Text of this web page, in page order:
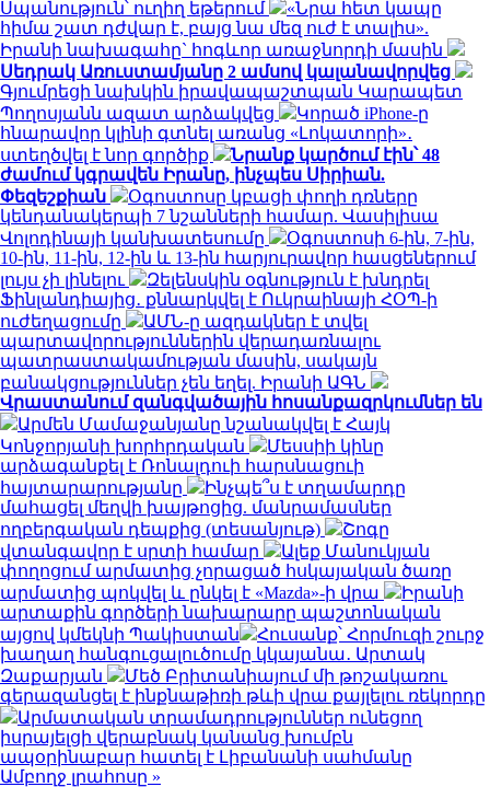
Սպանություն՝ ուղիղ եթերում
«Նրա հետ կապը
հիմա շատ դժվար է, բայց նա մեզ ուժ է տալիս».
Իրանի նախագահը` հոգևոր առաջնորդի մասին
Սեդրակ Առուստամյանը 2 ամսով կալանավորվեց
Գյումրեցի նախկին իրավապաշտպան Կարապետ
Պողոսյանն ազատ արձակվեց
Կորած iPhone-ը
հնարավոր կլինի գտնել առանց «Լոկատորի»․
ստեղծվել է նոր գործիք
Նրանք կարծում էին՝ 48
ժամում կգրավեն Իրանը, ինչպես Սիրիան.
Փեզեշքիան
Օգոստոսը կբացի փողի դռները
կենդանակերպի 7 նշանների համար. Վասիլիսա
Վոլոդինայի կանխատեսումը
Օգոստոսի 6-ին, 7-ին,
10-ին, 11-ին, 12-ին և 13-ին հարյուրավոր հասցեներում
լույս չի լինելու
Զելենսկին օգնություն է խնդրել
Ֆինլանդիայից․ քննարկվել է Ուկրաինայի ՀՕՊ-ի
ուժեղացումը
ԱՄՆ-ը ազդակներ է տվել
պարտավորություններին վերադառնալու
պատրաստակամության մասին, սակայն
բանակցություններ չեն եղել. Իրանի ԱԳՆ
Վրաստանում զանգվածային հոսանքազրկումներ են
Արմեն Մամաջանյանը նշանակվել է Հայկ
Կոնջորյանի խորհրդական
Մեսսիի կինը
արձագանքել է Ռոնալդուի հարսնացուի
հայտարարությանը
Ինչպե՞ս է տղամարդը
մահացել մեղվի խայթոցից. մանրամասներ
ողբերգական դեպքից (տեսանյութ)
Շոգը
վտանգավոր է սրտի համար
Ալեք Մանուկյան
փողոցում արմատից չորացած հսկայական ծառը
արմատից պոկվել և ընկել է «Mazda»-ի վրա
Իրանի
արտաքին գործերի նախարարը պաշտոնական
այցով կմեկնի Պակիստան
Հուսանք՝ Հորմուզի շուրջ
խաղաղ հանգուցալուծումը կկայանա․ Արտակ
Զաքարյան
Մեծ Բրիտանիայում մի թոշակառու
գերազանցել է ինքնաթիռի թևի վրա քայլելու ռեկորդը
Արմատական տրամադրություններ ունեցող
իսրայելցի վերաբնակ կանանց խումբն
ապօրինաբար հատել է Լիբանանի սահմանը
Ամբողջ լրահոսը »